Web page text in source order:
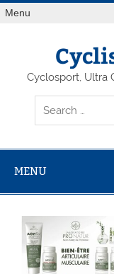
Menu
Cyclosport, Ultra
MENU